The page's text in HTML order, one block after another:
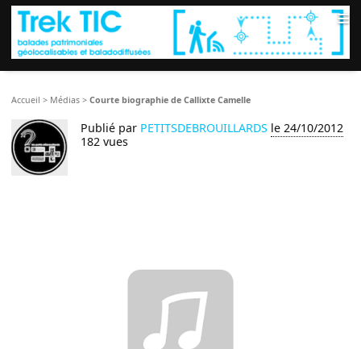
≡
Accueil > Médias >Courte biographie de Callixte Camelle
Publié par PETITSDEBROUILLARDS le 24/10/2012
182 vues